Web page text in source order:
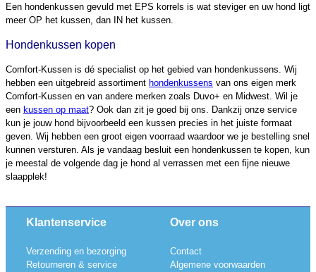
Een hondenkussen gevuld met EPS korrels is wat steviger en uw hond ligt
meer OP het kussen, dan IN het kussen.
Hondenkussen kopen
Comfort-Kussen is dé specialist op het gebied van hondenkussens. Wij
hebben een uitgebreid assortiment hondenkussens van ons eigen merk
Comfort-Kussen en van andere merken zoals Duvo+ en Midwest. Wil je
een kussen op maat? Ook dan zit je goed bij ons. Dankzij onze service
kun je jouw hond bijvoorbeeld een kussen precies in het juiste formaat
geven. Wij hebben een groot eigen voorraad waardoor we je bestelling snel
kunnen versturen. Als je vandaag besluit een hondenkussen te kopen, kun
je meestal de volgende dag je hond al verrassen met een fijne nieuwe
slaapplek!
Klantenservice
Verzending en bezorging
Retourneren & service
Over ons
Contact
Algemene voorwaarden